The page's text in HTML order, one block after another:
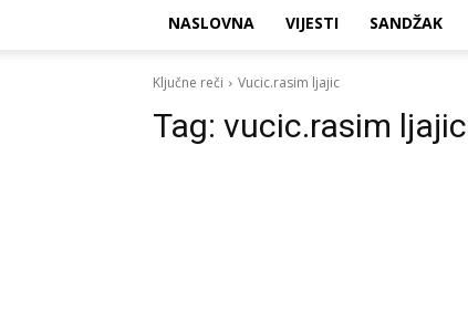
NASLOVNA VIJESTI SANDŽAK
Ključne reči Vucic.rasim ljajic
Tag: vucic.rasim ljajic